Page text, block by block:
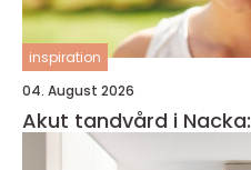
inspiration
04. August 2026
Akut tandvård i